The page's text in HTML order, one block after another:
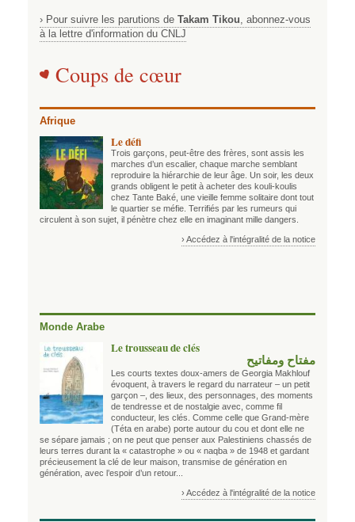
› Pour suivre les parutions de Takam Tikou , abonnez-vous
à la lettre d'information du CNLJ
Coups de cœur
Afrique
Le défi
Trois garçons, peut-être des frères, sont assis les
marches d’un escalier, chaque marche semblant
reproduire la hiérarchie de leur âge. Un soir, les deux
grands obligent le petit à acheter des kouli-koulis
chez Tante Baké, une vieille femme solitaire dont tout
le quartier se méfie. Terrifiés par les rumeurs qui
circulent à son sujet, il pénètre chez elle en imaginant mille dangers.
› Accédez à l'intégralité de la notice
Monde Arabe
Le trousseau de clés
مفتاح ومفاتيح
Les courts textes doux-amers de Georgia Makhlouf
évoquent, à travers le regard du narrateur – un petit
garçon –, des lieux, des personnages, des moments
de tendresse et de nostalgie avec, comme fil
conducteur, les clés. Comme celle que Grand-mère
(Téta en arabe) porte autour du cou et dont elle ne
se sépare jamais ; on ne peut que penser aux Palestiniens chassés de
leurs terres durant la « catastrophe » ou « naqba » de 1948 et gardant
précieusement la clé de leur maison, transmise de génération en
génération, avec l’espoir d’un retour...
› Accédez à l'intégralité de la notice